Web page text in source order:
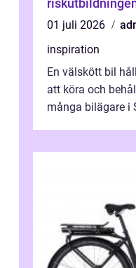
01 juli 2026
inspiration
En välskött bil
att köra och
många bilägare i